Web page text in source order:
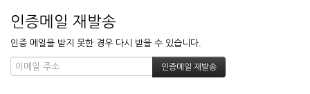
인증메일 재발송
인증 메일을 받지 못한 경우 다시 받을 수 있습니다.